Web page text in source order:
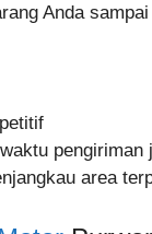
Anda
pengiriman
area